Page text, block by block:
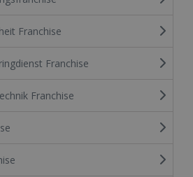
Franchise
Franchise
Franchise